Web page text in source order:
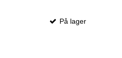
På lager